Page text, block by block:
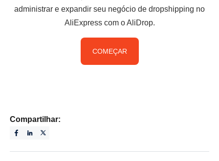
administrar e expandir seu negócio de dropshipping no
AliExpress com o AliDrop.
COMEÇAR
Compartilhar: